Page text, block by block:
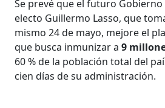
Se prevé que el futuro
electo Guillermo Lasso, que
mismo 24 de mayo, mejore el
que busca inmunizar a9
60 % de la población total del
cien días de su administración.